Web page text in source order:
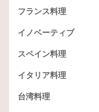
フランス料理
イノベーティブ
スペイン料理
イタリア料理
台湾料理